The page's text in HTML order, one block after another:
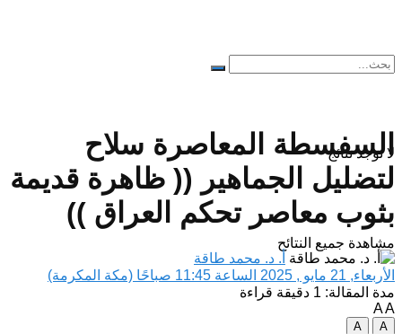
لا توجد نتائج
مشاهدة جميع النتائح
السفسطة المعاصرة سلاح
لتضليل الجماهير (( ظاهرة قديمة
بثوب معاصر تحكم العراق ))
أ. د. محمد طاقة
الأربعاء, 21 مايو , 2025 الساعة 11:45 صباحًا (مكة المكرمة)
مدة المقالة: 1 دقيقة قراءة
AA
A
A